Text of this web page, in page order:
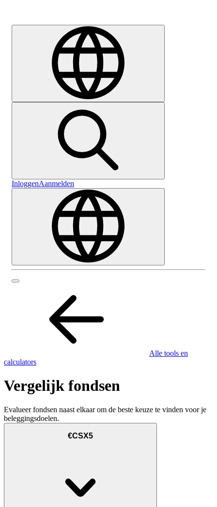
InloggenAanmelden
Alle tools en
calculators
Vergelijk fondsen
Evalueer fondsen naast elkaar om de beste keuze te vinden voor je
beleggingsdoelen.
€CSX5